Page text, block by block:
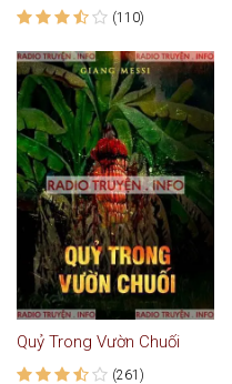
(110)
Quỷ Trong Vườn Chuối
(261)